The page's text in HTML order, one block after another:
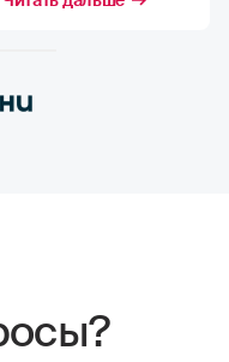
страховых
качественный